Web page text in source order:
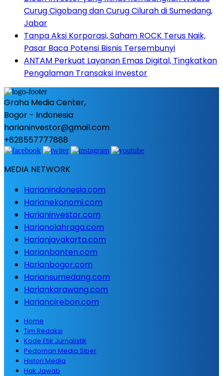
Curug Cigobang dan Curug Cilurah di Sumedang,
Jabar
Tanpa Aksi Korporasi, Saham ROCK Terus Naik,
Pasar Baca Potensi Bisnis Tersembunyi
ANTAM Perkuat Layanan Emas Digital, Tingkatkan
Pengalaman Transaksi Investor
Graha Media Center,
Bogor - Indonesia
harianinvestor@gmail.com
+628557777888
MEDIA NETWORK
Harianindonesia.com
Harianekonomi.com
Harianinvestor.com
Harianolahraga.com
Harianjayakarta.com
Harianbanten.com
Harianbogor.com
Hariansumedang.com
Hariankarawang.com
Hariancirebon.com
Home
Tim Redaksi
Kode Etik Jurnalistik
Pedoman Media Siber
Histori Media
Hak Jawab